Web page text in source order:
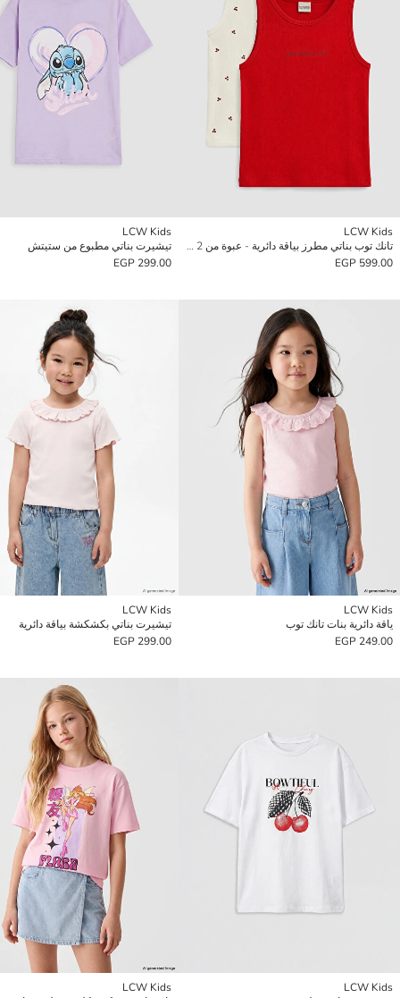
LCW Kids
تانك توب بناتي مطرز بياقة دائرية - عبوة من 2 قطع
599.00 EGP
LCW Kids
تيشيرت بناتي مطبوع من ستيتش
299.00 EGP
LCW Kids
ياقة دائرية بنات تانك توب
249.00 EGP
LCW Kids
تيشيرت بناتي بكشكشة بياقة دائرية
299.00 EGP
LCW Kids
LCW Kids